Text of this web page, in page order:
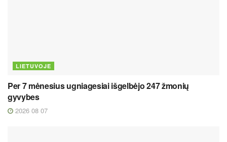
LIETUVOJE
Per 7 mėnesius ugniagesiai išgelbėjo 247 žmonių
gyvybes
2026 08 07